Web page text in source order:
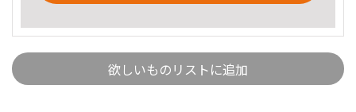
欲しいものリストに追加